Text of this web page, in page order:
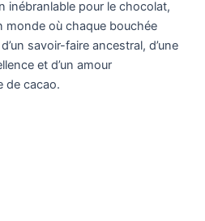
inébranlable pour le chocolat,
monde où chaque bouchée
savoir-faire ancestral, d’une
et d’un amour
de cacao.